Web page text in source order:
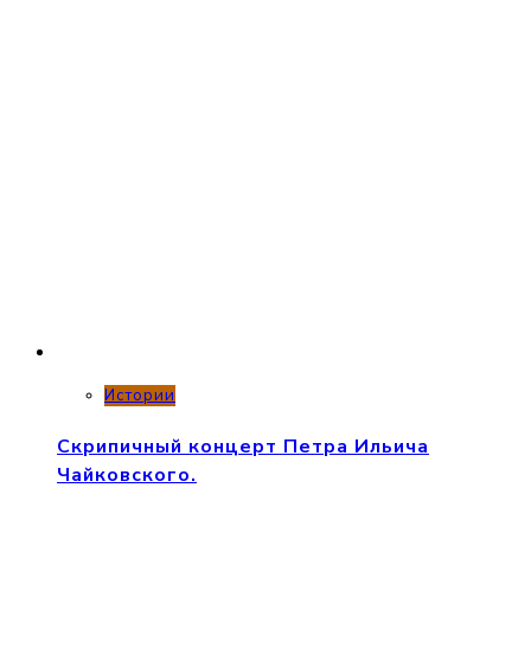
Истории
Скрипичный концерт Петра Ильича
Чайковского.